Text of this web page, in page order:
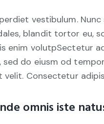
vestibulum. Nunc
blandit tortor eu,
enim volutpSectetur
do eiusm od
Consectetur
omnis iste